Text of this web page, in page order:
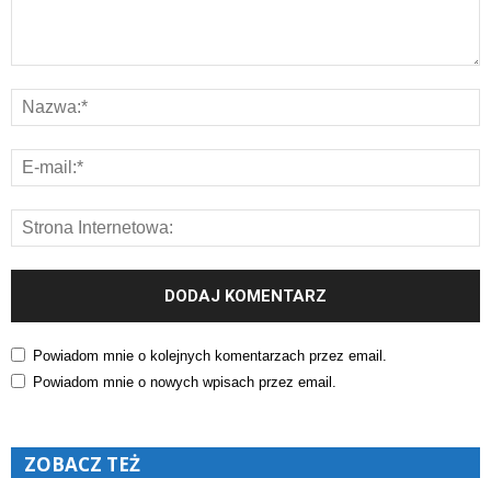
Powiadom mnie o kolejnych komentarzach przez email.
Powiadom mnie o nowych wpisach przez email.
ZOBACZ TEŻ